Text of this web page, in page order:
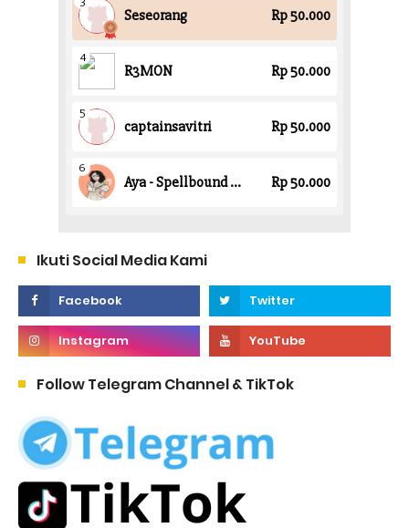
Ikuti Social Media Kami
Follow Telegram Channel & TikTok